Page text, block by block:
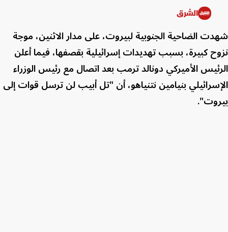
الشرق
شهدت الضاحية الجنوبية لبيروت، على مدار الاثنين، موجة
نزوح كبيرة، بسبب تهديدات إسرائيلية بقصفها، فيما أعلن
الرئيس الأميركي دونالد ترمب بعد اتصال مع رئيس الوزراء
الإسرائيلي بنيامين نتنياهو، أن "تل أبيب لن ترسل قوات إلى
بيروت".